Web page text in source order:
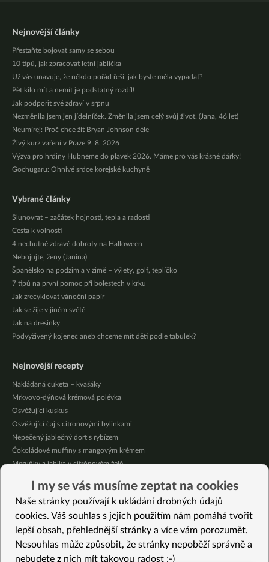
Nejnovější články
Přestaňte bojovat samy se sebou
10 tipů, jak zpracovat letní jablíčka
Už vás unavuje, že někdo pořád řeší, jak byste měla vypadat?
Pět kilo mít a nemít je podstatný rozdíl!
Jak podpořit své zdraví v srpnu
Nezměnila jsem jen jídelníček. Změnila jsem celý svůj život. (Jana, 46 let)
Neumírej: Proč chce žít Bryan Johnson déle
Živý kurz vaření v Praze 9. 8. 2026
Výzva pro hrdiny Hubneme do plavek 2026. Máme pro vás krásné dárky!
Gochugaru: Ohnivé srdce korejské kuchyně
Vybrané články
Slunovrat – začátek hojnosti, tepla a radosti
Cesta k volnosti
4 nechutně zdravé dobroty na Halloween
Nebojujte, ženy (Janina)
Španělsko na podzim a v zimě – výlety, golf, teplíčko
7 tipů na první pomoc při bolestech v krku
Jak zrecyklovat vánoční papír
Jak se žije v jiném světě
Jak na dresinky
Podvyživený kojenec aneb chceme mít děti podle tabulek?
Nejnovější recepty
Nakládaná cuketa – kvašáky
Mrkvovo-dýňová krémová polévka
Osvěžující kuskus
Osvěžující čaj s citronovými bylinkami
Nepečený jablečný dort s rybízem
Čokoládové muffiny s mangovým krémem
Meruňky a jablka v citrónovém želé
Celozrnná rýže basmati se zeleninou
Citrónové muffiny s borůvkovým krémem
Vybrané recepty
Čokoládový řez s červenou řepou
I my se vás musíme zeptat na cookies
Naše stránky používají k ukládání drobných údajů
cookies. Váš souhlas s jejich použitím nám pomáhá tvořit
lepší obsah, přehlednější stránky a více vám porozumět.
Nesouhlas může způsobit, že stránky nepoběží správně a
nebudete z nich mít takovou radost :-)